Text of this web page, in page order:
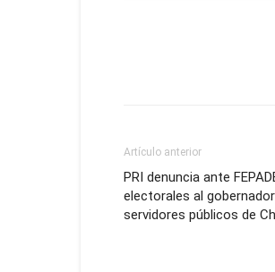
Artículo anterior
PRI denuncia ante
electorales al
servidores públicos de